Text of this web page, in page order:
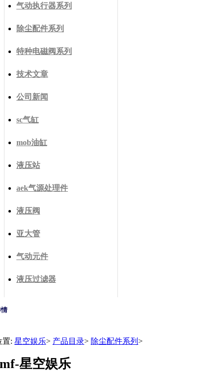
气动执行器系列
除尘配件系列
特种电磁阀系列
技术文章
公司新闻
sc气缸
mob油缸
液压站
aek气源处理件
液压阀
亚大管
气动元件
液压过滤器
置: 星空娱乐> 产品目录> 除尘配件系列 >
星空娱乐